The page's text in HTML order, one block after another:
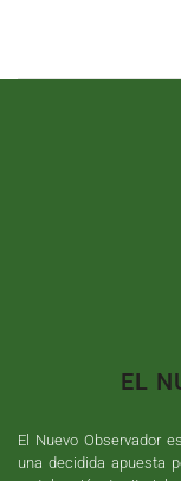
EL
El Nuevo Observador
una decidida apuesta